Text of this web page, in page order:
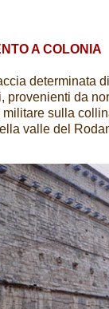
A COLONIA
determinata
provenienti da
militare sulla
valle del